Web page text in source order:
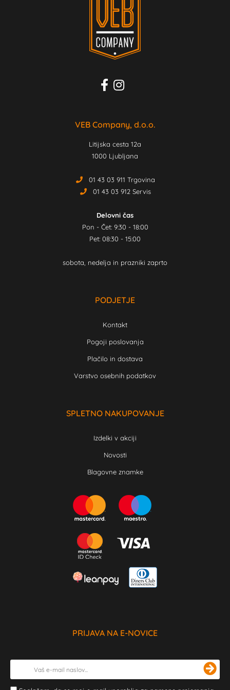
VEB Company, d.o.o.
Litijska cesta 12a
1000 Ljubljana
01 43 03 911 Trgovina
01 43 03 912 Servis
Delovni čas
Pon - Čet: 9:30 - 18:00
Pet: 08:30 - 15:00
sobota, nedelja in prazniki zaprto
PODJETJE
Kontakt
Pogoji poslovanja
Plačilo in dostava
Varstvo osebnih podatkov
SPLETNO NAKUPOVANJE
Izdelki v akciji
Novosti
Blagovne znamke
PRIJAVA NA E-NOVICE